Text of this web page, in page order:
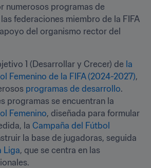
numerosos programas de
federaciones miembro de la FIFA
del organismo rector del
1 (Desarrollar y Crecer) de la
Femenino de la FIFA (2024-2027),
programas de desarrollo.
Femenino, diseñada para formular
la Campaña del Fútbol
la base de jugadoras, seguida
Liga, que se centra en las